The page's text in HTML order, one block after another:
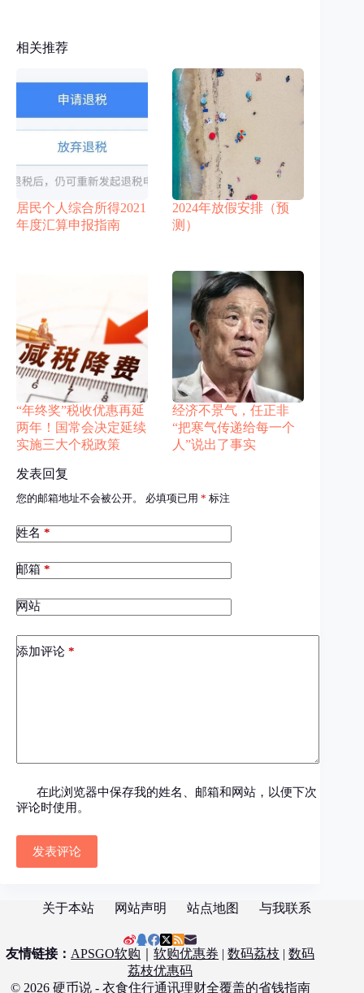
相关推荐
居民个人综合所得2021
年度汇算申报指南
2024年放假安排（预
测）
“年终奖”税收优惠再延
两年！国常会决定延续
实施三大个税政策
经济不景气，任正非
“把寒气传递给每一个
人”说出了事实
发表回复
您的邮箱地址不会被公开。 必填项已用 * 标注
姓名 *
邮箱 *
网站
添加评论 *
在此浏览器中保存我的姓名、邮箱和网站，以便下次
评论时使用。
发表评论
关于本站 网站声明 站点地图 与我联系
友情链接： APSGO软购 ｜软购优惠券 |数码荔枝 |数码
荔枝优惠码
© 2026 硬币说 - 衣食住行通讯理财全覆盖的省钱指南